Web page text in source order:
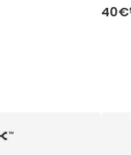
40€